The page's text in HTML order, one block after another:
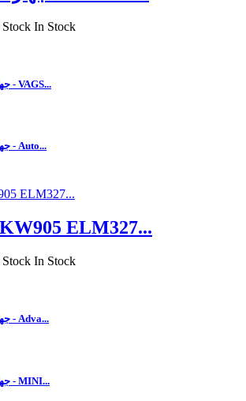
In Stock
جهاز فحص سيارات - VAGS...
جهاز فحص سيارات - Auto...
ELM327...
In Stock
جهاز فحص سيارات - Adva...
جهاز فحص سيارات - MINI...